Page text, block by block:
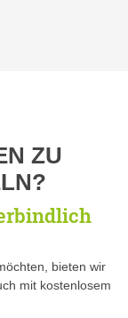
ZU
bieten wir
mit kostenlosem